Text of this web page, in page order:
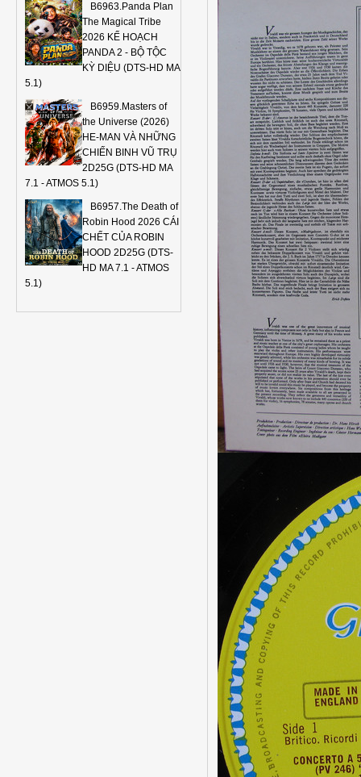
B6963.Panda Plan
The Magical Tribe
2026 KẾ HOẠCH
PANDA 2 - BỘ TỘC
KỲ DIỆU (DTS-HD MA
5.1)
B6959.Masters of
the Universe (2026)
HE-MAN VÀ NHỮNG
CHIẾN BINH VŨ TRỤ
2D25G (DTS-HD MA
7.1 - ATMOS 5.1)
B6957.The Death of
Robin Hood 2026 CÁI
CHẾT CỦA ROBIN
HOOD 2D25G (DTS-
HD MA 7.1 - ATMOS
5.1)